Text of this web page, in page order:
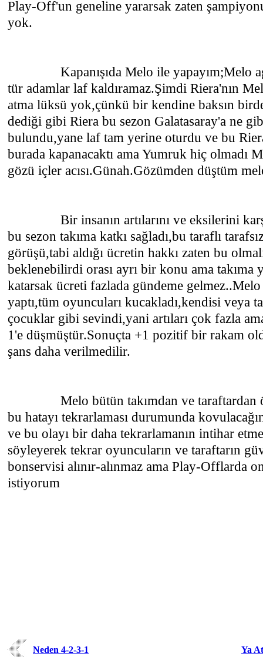
Play-Off'un geneline yararsak zaten
yok.
Kapanışıda Melo ile yapayım;Melo
tür adamlar laf kaldıramaz.Şimdi Riera'nın
atma lüksü yok,çünkü bir kendine baksın
dediği gibi Riera bu sezon Galatasaray'a ne
bulundu,yane laf tam yerine oturdu ve bu
burada kapanacaktı ama Yumruk hiç olmadı
gözü içler acısı.Günah.Gözümden düştüm
Bir insanın artılarını ve eksilerini
bu sezon takıma katkı sağladı,bu taraflı
görüşü,tabi aldığı ücretin hakkı zaten bu
beklenebilirdi orası ayrı bir konu ama takıma
katarsak ücreti fazlada gündeme
yaptı,tüm oyuncuları kucakladı,kendisi veya
çocuklar gibi sevindi,yani artıları çok fazla
1'e düşmüştür.Sonuçta +1 pozitif bir rakam
şans daha verilmedilir.
Melo bütün takımdan ve taraftardan
bu hatayı tekrarlaması durumunda
ve bu olayı bir daha tekrarlamanın intihar
söyleyerek tekrar oyuncuların ve taraftarın
bonservisi alınır-alınmaz ama Play-Offlarda
istiyorum
Neden 4-2-3-1 Ya